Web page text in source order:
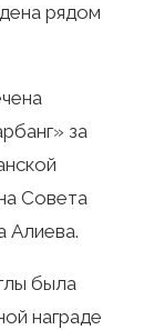
рядом
за
Совета
Алиева.
была
награде